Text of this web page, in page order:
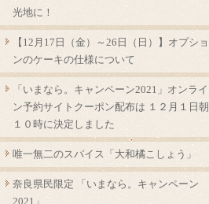
光地に！
【12月17日（金）～26日（日）】オプショ
ンのケーキの仕様について
「いまなら。キャンペーン2021」オンライ
ン予約サイトクーポン配布は １２月１日朝
１０時に決定しました
唯一無二のスパイス「大和橘こしょう」
奈良県民限定 「いまなら。キャンペーン
2021」